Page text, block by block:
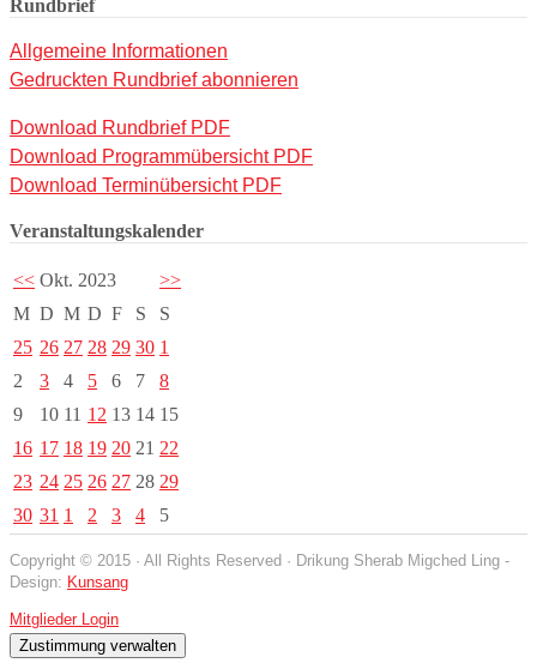
Rundbrief
Allgemeine Informationen
Gedruckten Rundbrief abonnieren
Download Rundbrief PDF
Download Programmübersicht PDF
Download Terminübersicht PDF
Veranstaltungskalender
<< Okt. 2023
>>
M D M D F S
S
25 26 27 28 29 30 1
2
3 4 5 6 7
8
9
10 11 12 13 14 15
16 17 18 19 20 21 22
23 24 25 26 27 28 29
30 31 1 2 3 4 5
Copyright © 2015 · All Rights Reserved · Drikung Sherab Migched Ling -
Design: Kunsang
Mitglieder Login
Zustimmung verwalten